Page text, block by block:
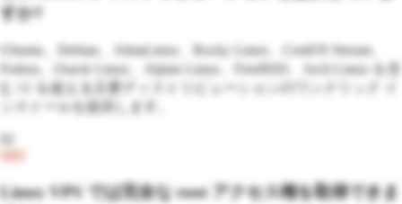
すか?
Ubuntu、Debian、AlmaLinux、Rocky Linux、CentOS Stream、
Fedora、Oracle Linux、Alpine Linux、FreeBSD、Arch Linux を含
む 11 を超える主要ディストリビューションのワンクリック イ
ンストールを提供します。
Linux VPS では完全な root アクセス権を取得できま